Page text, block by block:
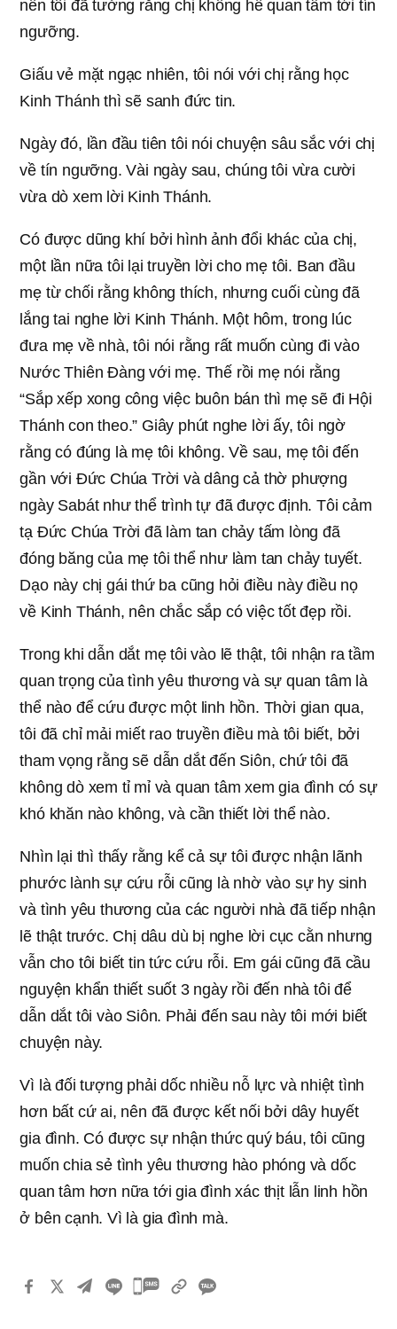
nên tôi đã tưởng rằng chị không hề quan tâm tới tín
ngưỡng.
Giấu vẻ mặt ngạc nhiên, tôi nói với chị rằng học
Kinh Thánh thì sẽ sanh đức tin.
Ngày đó, lần đầu tiên tôi nói chuyện sâu sắc với chị
về tín ngưỡng. Vài ngày sau, chúng tôi vừa cười
vừa dò xem lời Kinh Thánh.
Có được dũng khí bởi hình ảnh đổi khác của chị,
một lần nữa tôi lại truyền lời cho mẹ tôi. Ban đầu
mẹ từ chối rằng không thích, nhưng cuối cùng đã
lắng tai nghe lời Kinh Thánh. Một hôm, trong lúc
đưa mẹ về nhà, tôi nói rằng rất muốn cùng đi vào
Nước Thiên Đàng với mẹ. Thế rồi mẹ nói rằng
“Sắp xếp xong công việc buôn bán thì mẹ sẽ đi Hội
Thánh con theo.” Giây phút nghe lời ấy, tôi ngờ
rằng có đúng là mẹ tôi không. Về sau, mẹ tôi đến
gần với Đức Chúa Trời và dâng cả thờ phượng
ngày Sabát như thể trình tự đã được định. Tôi cảm
tạ Đức Chúa Trời đã làm tan chảy tấm lòng đã
đóng băng của mẹ tôi thể như làm tan chảy tuyết.
Dạo này chị gái thứ ba cũng hỏi điều này điều nọ
về Kinh Thánh, nên chắc sắp có việc tốt đẹp rồi.
Trong khi dẫn dắt mẹ tôi vào lẽ thật, tôi nhận ra tầm
quan trọng của tình yêu thương và sự quan tâm là
thể nào để cứu được một linh hồn. Thời gian qua,
tôi đã chỉ mải miết rao truyền điều mà tôi biết, bởi
tham vọng rằng sẽ dẫn dắt đến Siôn, chứ tôi đã
không dò xem tỉ mỉ và quan tâm xem gia đình có sự
khó khăn nào không, và cần thiết lời thể nào.
Nhìn lại thì thấy rằng kể cả sự tôi được nhận lãnh
phước lành sự cứu rỗi cũng là nhờ vào sự hy sinh
và tình yêu thương của các người nhà đã tiếp nhận
lẽ thật trước. Chị dâu dù bị nghe lời cục cằn nhưng
vẫn cho tôi biết tin tức cứu rỗi. Em gái cũng đã cầu
nguyện khẩn thiết suốt 3 ngày rồi đến nhà tôi để
dẫn dắt tôi vào Siôn. Phải đến sau này tôi mới biết
chuyện này.
Vì là đối tượng phải dốc nhiều nỗ lực và nhiệt tình
hơn bất cứ ai, nên đã được kết nối bởi dây huyết
gia đình. Có được sự nhận thức quý báu, tôi cũng
muốn chia sẻ tình yêu thương hào phóng và dốc
quan tâm hơn nữa tới gia đình xác thịt lẫn linh hồn
ở bên cạnh. Vì là gia đình mà.
카